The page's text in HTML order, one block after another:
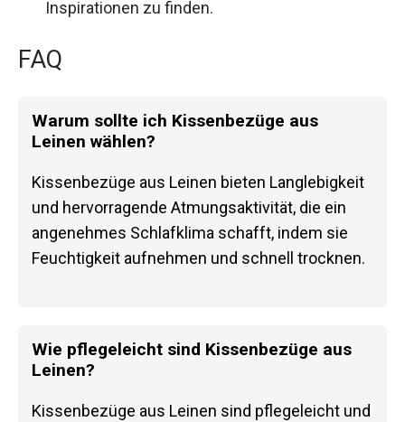
Inspirationen zu finden.
FAQ
Warum sollte ich Kissenbezüge aus
Leinen wählen?
Kissenbezüge aus Leinen bieten Langlebigkeit
und hervorragende Atmungsaktivität, die ein
angenehmes Schlafklima schafft, indem sie
Feuchtigkeit aufnehmen und schnell trocknen.
Wie pflegeleicht sind Kissenbezüge aus
Leinen?
Kissenbezüge aus Leinen sind pflegeleicht und